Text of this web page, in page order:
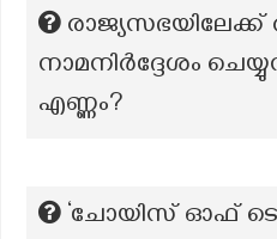
രാജ്യസഭയിലേക്ക്
നാമനിർദ്ദേശം
എണ്ണം?
‘ചോയിസ് ഓഫ്